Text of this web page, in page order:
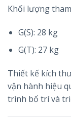
Khối lượng
G(S): 28 kg
G(T): 27 kg
Thiết kế kích
vận hành hiệu
trình bố trí và